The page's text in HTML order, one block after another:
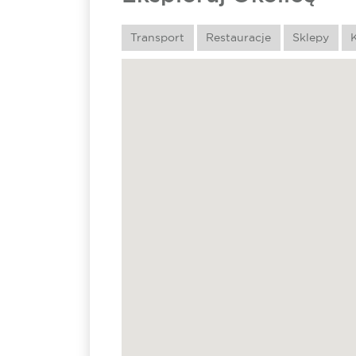
Transport Restauracje Sklepy